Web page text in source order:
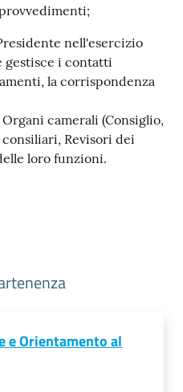
nell'esercizio
gestisce i contatti
la corrispondenza
camerali (Consiglio,
Revisori dei
loro funzioni.
e Orientamento al